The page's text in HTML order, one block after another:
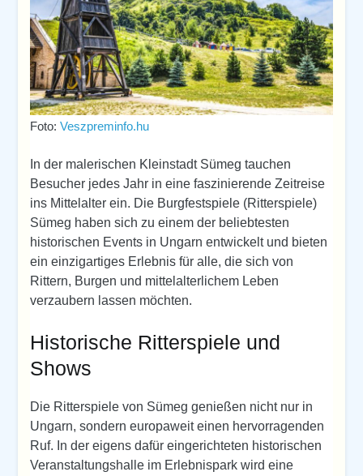
Foto:Veszpreminfo.hu
In der malerischen Kleinstadt Sümeg tauchen
Besucher jedes Jahr in eine faszinierende Zeitreise
ins Mittelalter ein. Die Burgfestspiele (Ritterspiele)
Sümeg haben sich zu einem der beliebtesten
historischen Events in Ungarn entwickelt und bieten
ein einzigartiges Erlebnis für alle, die sich von
Rittern, Burgen und mittelalterlichem Leben
verzaubern lassen möchten.
Historische Ritterspiele und
Shows
Die Ritterspiele von Sümeg genießen nicht nur in
Ungarn, sondern europaweit einen hervorragenden
Ruf. In der eigens dafür eingerichteten historischen
Veranstaltungshalle im Erlebnispark wird eine